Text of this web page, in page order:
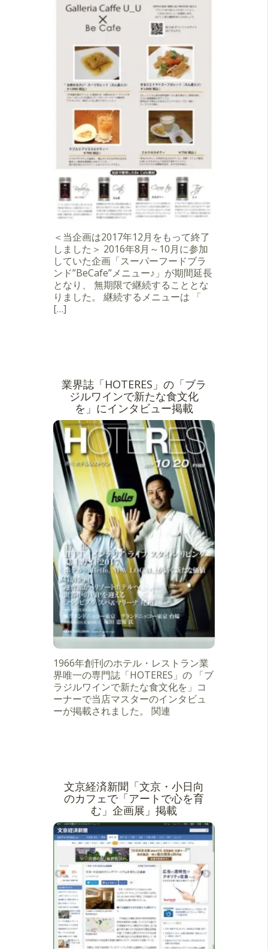
＜当企画は2017年12月をもって終了
しました＞ 2016年8月～10月に参加
していた企画「スーパーフードブラ
ンド”BeCafe”メニュー♪」が期間延長
となり、 無期限で継続することとな
りました。 継続するメニューは 「
[…]
業界誌「HOTERES」の「ブラ
ジルワインで新たな食文化
を」にインタビュー掲載
1966年創刊のホテル・レストラン業
界唯一の専門誌「HOTERES」の 「ブ
ラジルワインで新たな食文化を」コ
ーナーで当店マスターのインタビュ
ーが掲載されました。 関連
文京経済新聞「文京・小日向
のカフェで「アートで心を育
む」企画展」掲載